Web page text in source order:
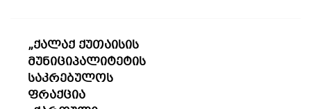
„ქალაქ ქუთაისის
მუნიციპალიტეტის
საკრებულოს
ფრაქცია